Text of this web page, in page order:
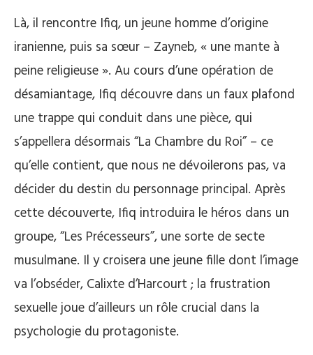
Là, il rencontre Ifiq, un jeune homme d’origine
iranienne, puis sa sœur – Zayneb, « une mante à
peine religieuse ». Au cours d’une opération de
désamiantage, Ifiq découvre dans un faux plafond
une trappe qui conduit dans une pièce, qui
s’appellera désormais “La Chambre du Roi” – ce
qu’elle contient, que nous ne dévoilerons pas, va
décider du destin du personnage principal. Après
cette découverte, Ifiq introduira le héros dans un
groupe, “Les Précesseurs”, une sorte de secte
musulmane. Il y croisera une jeune fille dont l’image
va l’obséder, Calixte d’Harcourt ; la frustration
sexuelle joue d’ailleurs un rôle crucial dans la
psychologie du protagoniste.